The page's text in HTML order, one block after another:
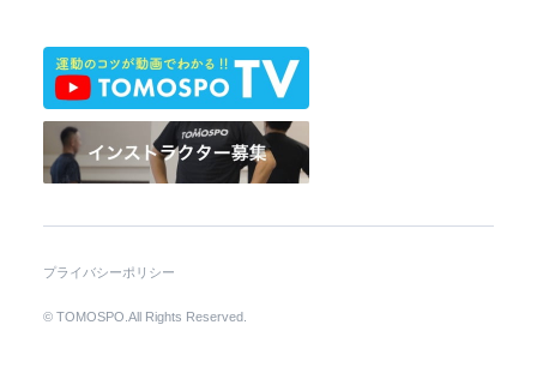
プライバシーポリシー
© TOMOSPO.All Rights Reserved.